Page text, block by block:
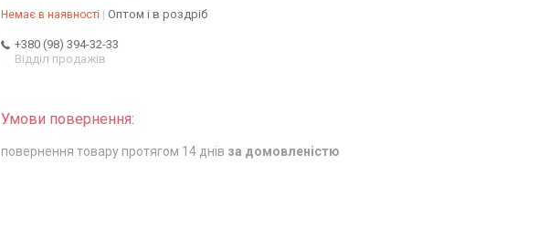
Немає в наявності Оптом і в роздріб
+380 (98) 394-32-33
Відділ продажів
повернення товару протягом 14 днів за домовленістю